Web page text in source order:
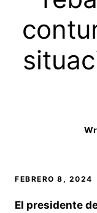
FEBRERO 8, 2024
El presidente